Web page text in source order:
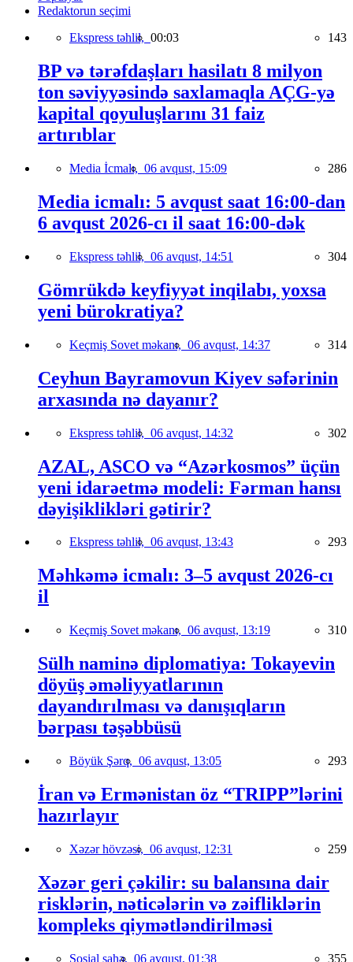
Redaktorun seçimi
Ekspress təhlil, 00:03 143
BP və tərəfdaşları hasilatı 8 milyon
ton səviyyəsində saxlamaqla AÇG-yə
kapital qoyuluşlarını 31 faiz
artırıblar
Media İcmalı, 06 avqust, 15:09 286
Media icmalı: 5 avqust saat 16:00-dan
6 avqust 2026-cı il saat 16:00-dək
Ekspress təhlil, 06 avqust, 14:51 304
Gömrükdə keyfiyyət inqilabı, yoxsa
yeni bürokratiya?
Keçmiş Sovet məkanı, 06 avqust, 14:37 314
Ceyhun Bayramovun Kiyev səfərinin
arxasında nə dayanır?
Ekspress təhlil, 06 avqust, 14:32 302
AZAL, ASCO və “Azərkosmos” üçün
yeni idarəetmə modeli: Fərman hansı
dəyişiklikləri gətirir?
Ekspress təhlil, 06 avqust, 13:43 293
Məhkəmə icmalı: 3–5 avqust 2026-cı
il
Keçmiş Sovet məkanı, 06 avqust, 13:19 310
Sülh naminə diplomatiya: Tokayevin
döyüş əməliyyatlarının
dayandırılması və danışıqların
bərpası təşəbbüsü
Böyük Şərq, 06 avqust, 13:05 293
İran və Ermənistan öz “TRIPP”lərini
hazırlayır
Xəzər hövzəsi, 06 avqust, 12:31 259
Xəzər geri çəkilir: su balansına dair
risklərin, nəticələrin və zəifliklərin
kompleks qiymətləndirilməsi
Sosial sahə, 06 avqust, 01:38 355